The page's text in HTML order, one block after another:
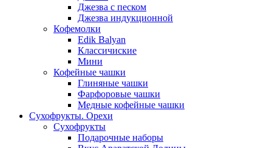
Джезва с песком
Джезва индукционной
Кофемолки
Edik Balyan
Классичиские
Мини
Кофейные чашки
Глиняные чашки
Фарфоровые чашки
Медные кофейные чашки
Сухофрукты. Орехи
Сухофрукты
Подарочные наборы